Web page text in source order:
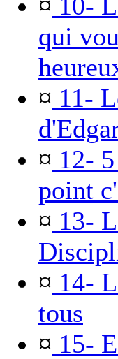
qui
¤ 11-
¤ 12-
point
¤ 13-
¤ 14-
tous
¤ 15-